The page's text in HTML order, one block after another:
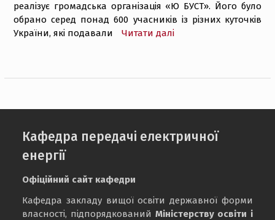
реалізує громадська організація «Ю БУСТ». Його було
обрано серед понад 600 учасників із різних куточків
України, які подавали
Читати далі
Кафедра передачі електричної
енергії
Офіційний сайт кафедри
Кафедра закладу вищої освіти державної форми
власності, підпорядкований Міністерству освіти і